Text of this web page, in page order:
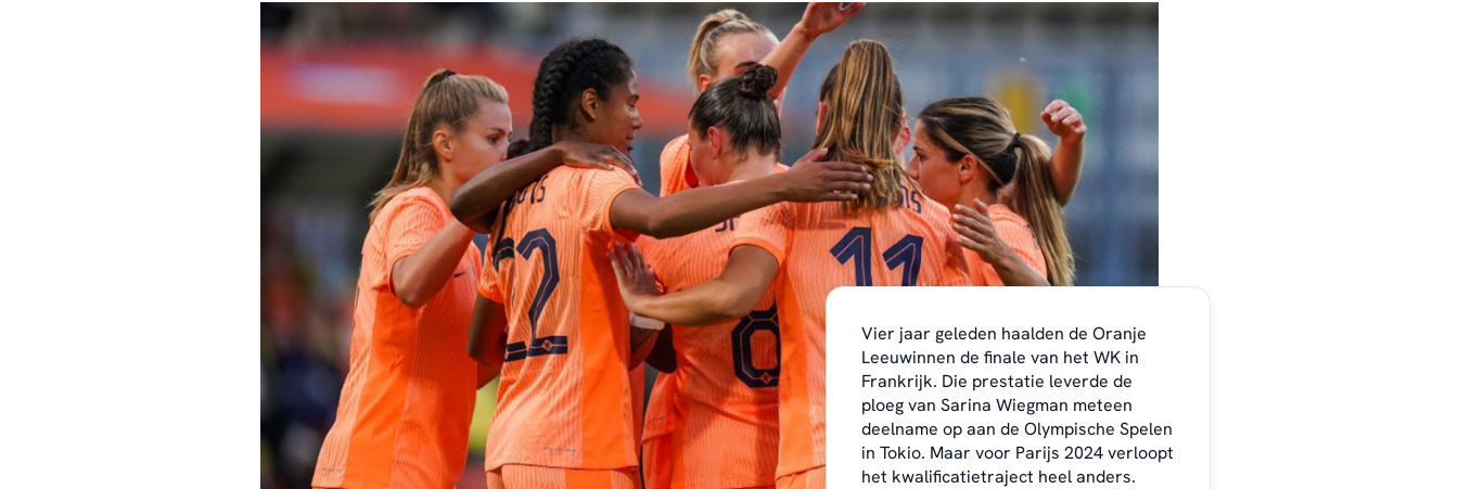
Vier jaar geleden haalden de Oranje
Leeuwinnen de finale van het WK in
Frankrijk. Die prestatie leverde de
ploeg van Sarina Wiegman meteen
deelname op aan de Olympische Spelen
in Tokio. Maar voor Parijs 2024 verloopt
het kwalificatietraject heel anders.